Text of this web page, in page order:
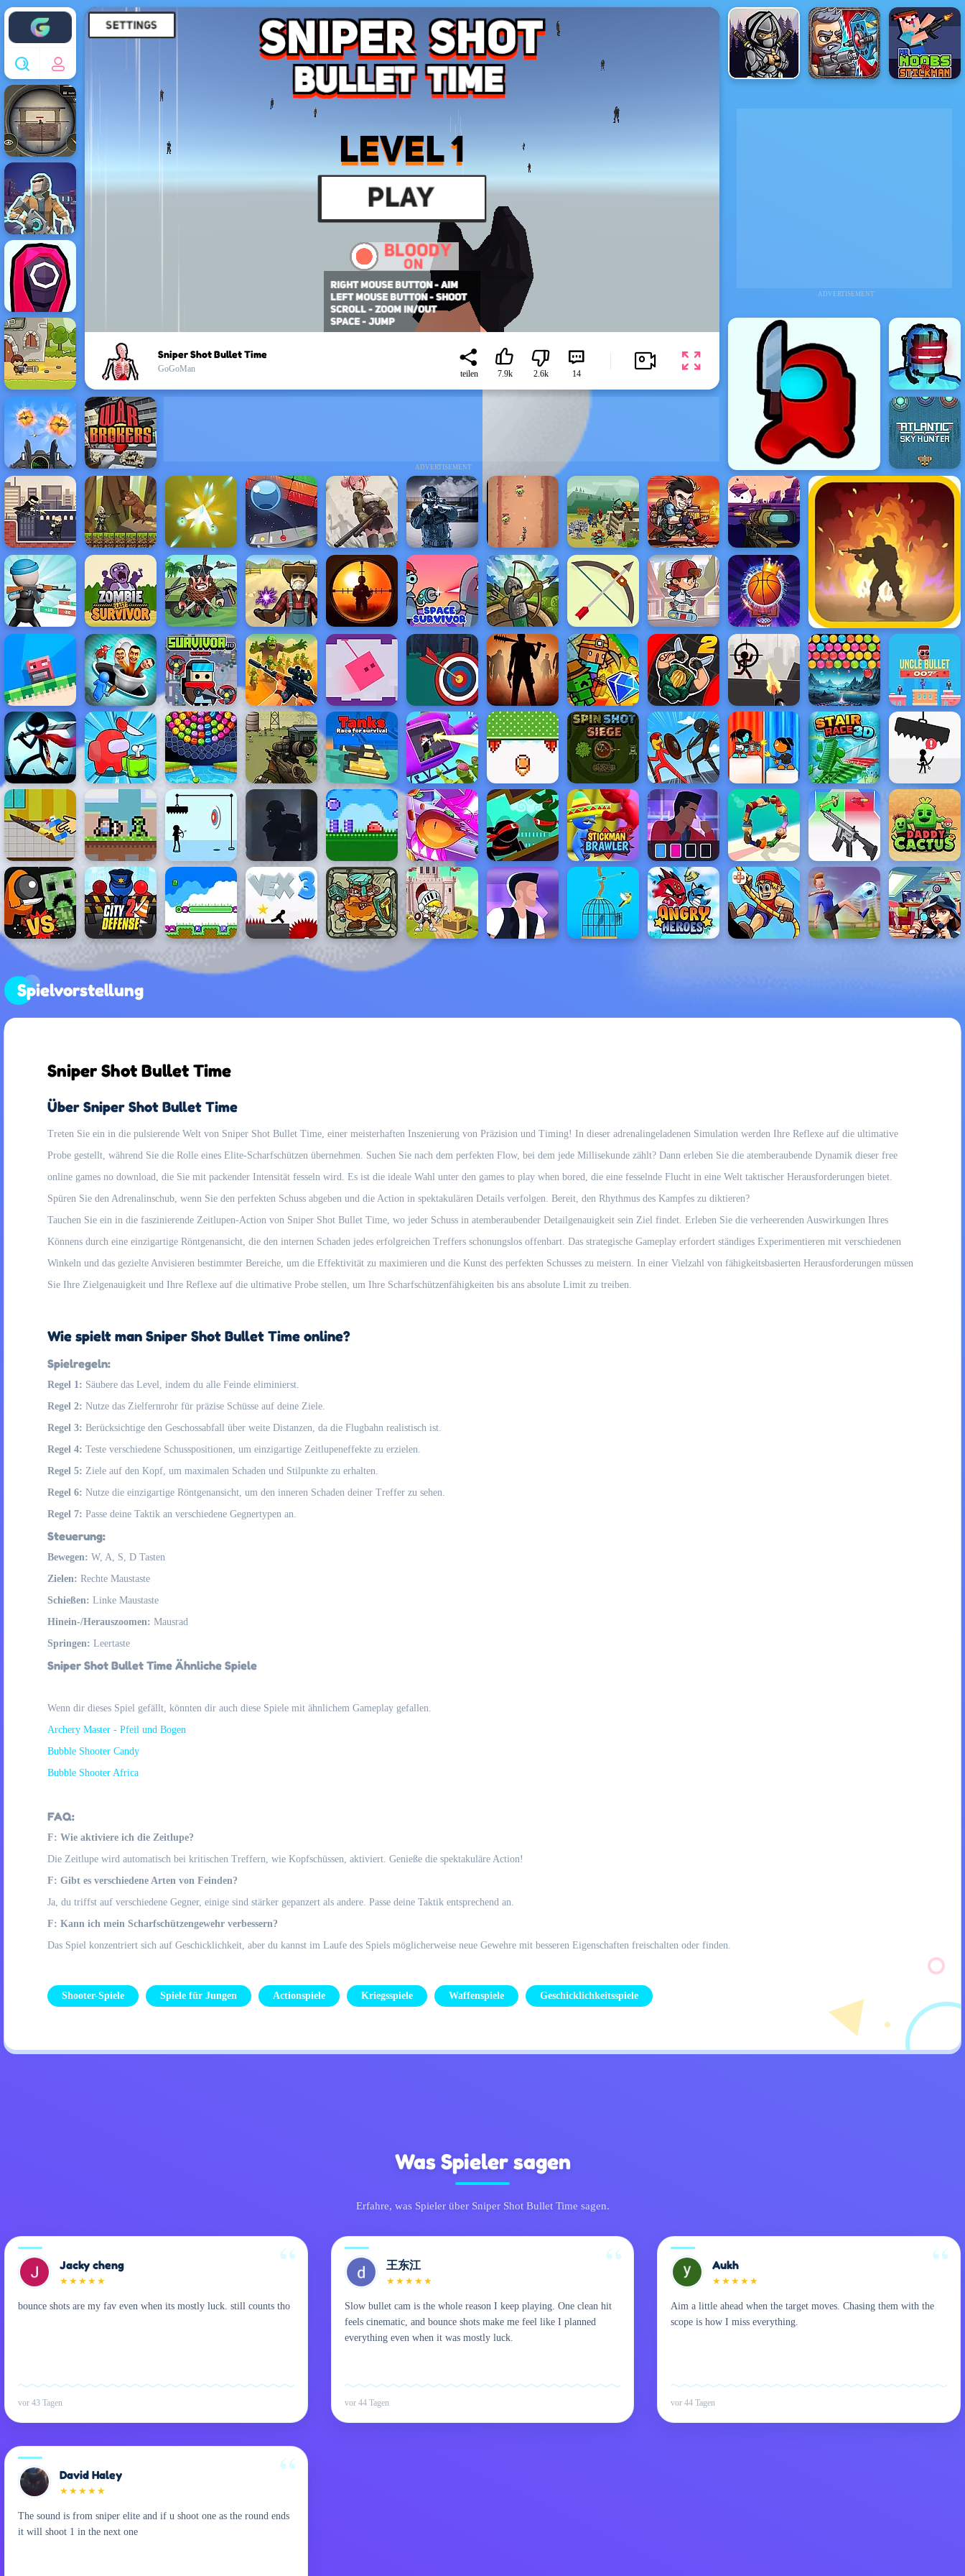
Enjoy4fun
ADVERTISEMENT
ADVERTISEMENT
Sniper Shot Bullet Time
GoGoMan
teilen 7.9k 2.6k 14
Spielvorstellung
Sniper Shot Bullet Time
Über Sniper Shot Bullet Time
Treten Sie ein in die pulsierende Welt von Sniper Shot Bullet Time, einer meisterhaften Inszenierung von Präzision und Timing! In dieser adrenalingeladenen Simulation werden Ihre Reflexe auf die ultimative
Probe gestellt, während Sie die Rolle eines Elite-Scharfschützen übernehmen. Suchen Sie nach dem perfekten Flow, bei dem jede Millisekunde zählt? Dann erleben Sie die atemberaubende Dynamik dieser free
online games no download, die Sie mit packender Intensität fesseln wird. Es ist die ideale Wahl unter den games to play when bored, die eine fesselnde Flucht in eine Welt taktischer Herausforderungen bietet.
Spüren Sie den Adrenalinschub, wenn Sie den perfekten Schuss abgeben und die Action in spektakulären Details verfolgen. Bereit, den Rhythmus des Kampfes zu diktieren?
Tauchen Sie ein in die faszinierende Zeitlupen-Action von Sniper Shot Bullet Time, wo jeder Schuss in atemberaubender Detailgenauigkeit sein Ziel findet. Erleben Sie die verheerenden Auswirkungen Ihres
Könnens durch eine einzigartige Röntgenansicht, die den internen Schaden jedes erfolgreichen Treffers schonungslos offenbart. Das strategische Gameplay erfordert ständiges Experimentieren mit verschiedenen
Winkeln und das gezielte Anvisieren bestimmter Bereiche, um die Effektivität zu maximieren und die Kunst des perfekten Schusses zu meistern. In einer Vielzahl von fähigkeitsbasierten Herausforderungen müssen
Sie Ihre Zielgenauigkeit und Ihre Reflexe auf die ultimative Probe stellen, um Ihre Scharfschützenfähigkeiten bis ans absolute Limit zu treiben.
Wie spielt man Sniper Shot Bullet Time online?
Spielregeln:
Regel 1: Säubere das Level, indem du alle Feinde eliminierst.
Regel 2: Nutze das Zielfernrohr für präzise Schüsse auf deine Ziele.
Regel 3: Berücksichtige den Geschossabfall über weite Distanzen, da die Flugbahn realistisch ist.
Regel 4: Teste verschiedene Schusspositionen, um einzigartige Zeitlupeneffekte zu erzielen.
Regel 5: Ziele auf den Kopf, um maximalen Schaden und Stilpunkte zu erhalten.
Regel 6: Nutze die einzigartige Röntgenansicht, um den inneren Schaden deiner Treffer zu sehen.
Regel 7: Passe deine Taktik an verschiedene Gegnertypen an.
Steuerung:
Bewegen: W, A, S, D Tasten
Zielen: Rechte Maustaste
Schießen: Linke Maustaste
Hinein-/Herauszoomen: Mausrad
Springen: Leertaste
Sniper Shot Bullet Time Ähnliche Spiele
Wenn dir dieses Spiel gefällt, könnten dir auch diese Spiele mit ähnlichem Gameplay gefallen.
Archery Master - Pfeil und Bogen
Bubble Shooter Candy
Bubble Shooter Africa
FAQ:
F: Wie aktiviere ich die Zeitlupe?
Die Zeitlupe wird automatisch bei kritischen Treffern, wie Kopfschüssen, aktiviert. Genieße die spektakuläre Action!
F: Gibt es verschiedene Arten von Feinden?
Ja, du triffst auf verschiedene Gegner, einige sind stärker gepanzert als andere. Passe deine Taktik entsprechend an.
F: Kann ich mein Scharfschützengewehr verbessern?
Das Spiel konzentriert sich auf Geschicklichkeit, aber du kannst im Laufe des Spiels möglicherweise neue Gewehre mit besseren Eigenschaften freischalten oder finden.
Shooter-Spiele Spiele für Jungen Actionspiele Kriegsspiele Waffenspiele Geschicklichkeitsspiele
Was Spieler sagen
Erfahre, was Spieler über Sniper Shot Bullet Time sagen.
Jacky cheng
★ ★ ★ ★ ★
bounce shots are my fav even when its mostly luck. still counts tho
vor 43 Tagen
王东江
★ ★ ★ ★ ★
Slow bullet cam is the whole reason I keep playing. One clean hit
feels cinematic, and bounce shots make me feel like I planned
everything even when it was mostly luck.
vor 44 Tagen
Aukh
★ ★ ★ ★ ★
Aim a little ahead when the target moves. Chasing them with the
scope is how I miss everything.
vor 44 Tagen
David Haley
★ ★ ★ ★ ★
The sound is from sniper elite and if u shoot one as the round ends
it will shoot 1 in the next one